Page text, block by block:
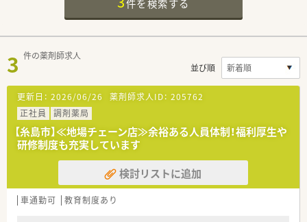
件を検索する
3 件の薬剤師求人
並び順
更新日： 2026/06/26 薬剤師求人ID： 205762
正社員
調剤薬局
【糸島市】≪地場チェーン店≫余裕ある人員体制！福利厚生や
研修制度も充実しています
検討リストに追加
車通勤可 教育制度あり